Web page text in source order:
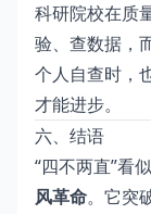
科研院校在质
验、查数据，
个人自查时，
才能进步。
六、结语
“四不两直”看
风革命。它突